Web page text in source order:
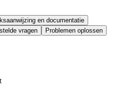
en documentatie
vragen Problemen oplossen